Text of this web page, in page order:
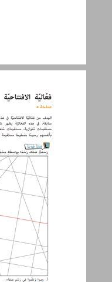
فعّاليّة الافتتاحيّة ... 22